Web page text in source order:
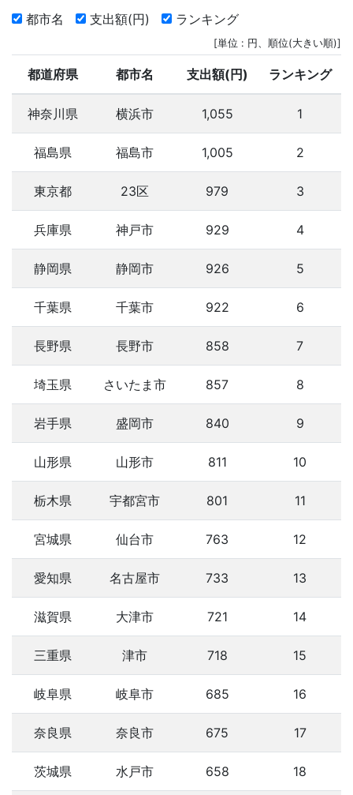
都市名 支出額(円) ランキング
[単位 : 円、順位(大きい順)]
都道府県 都市名 支出額(円) ランキング
神奈川県 横浜市 1,055 1
福島県 福島市 1,005 2
東京都 23区 979 3
兵庫県 神戸市 929 4
静岡県 静岡市 926 5
千葉県 千葉市 922 6
長野県 長野市 858 7
埼玉県 さいたま市 857 8
岩手県 盛岡市 840 9
山形県 山形市 811 10
栃木県 宇都宮市 801 11
宮城県 仙台市 763 12
愛知県 名古屋市 733 13
滋賀県 大津市 721 14
三重県 津市 718 15
岐阜県 岐阜市 685 16
奈良県 奈良市 675 17
茨城県 水戸市 658 18